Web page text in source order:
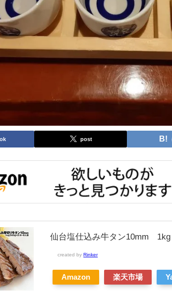
post
仙台塩仕込み牛タン10mm 1kg
created byRinker
Amazon 楽天市場